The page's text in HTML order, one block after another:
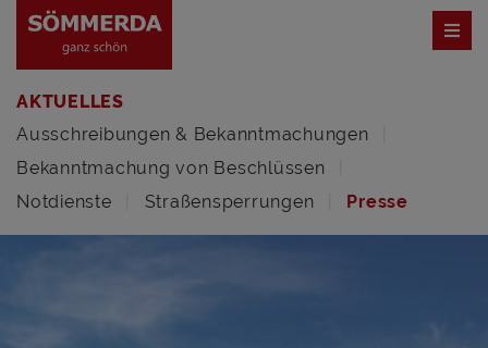
AKTUELLES
Ausschreibungen & Bekanntmachungen
Bekanntmachung von Beschlüssen
Notdienste
Straßensperrungen Presse